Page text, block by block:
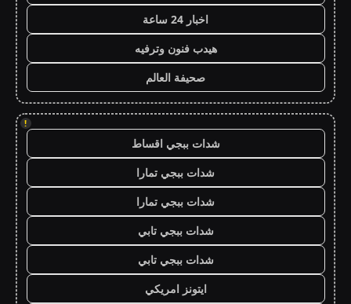
اخبار 24 ساعة
هيدب فنون وترفيه
صحيفة العالم
!
شدات ببجي اقساط
شدات ببجي تمارا
شدات ببجي تمارا
شدات ببجي تابي
شدات ببجي تابي
ايتونز امريكي